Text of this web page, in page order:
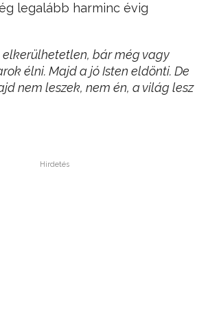
legalább harminc évig
elkerülhetetlen, bár még vagy
élni. Majd a jó Isten eldönti. De
nem leszek, nem én, a világ lesz
Hirdetés